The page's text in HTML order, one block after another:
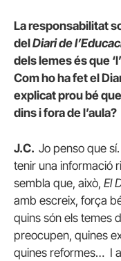
La responsabilitat
delDiari de
dels lemes és que
Com ho ha fet el
explicat prou bé
dins i fora de l’aula?
J.C. Jo penso que
tenir una informació
sembla que, això, El
amb escreix, força
quins són els temes
preocupen, quines
quines reformes… I